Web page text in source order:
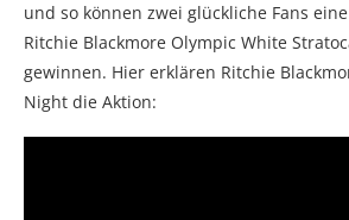
und so können zwei glückliche Fans
Ritchie Blackmore Olympic White
gewinnen. Hier erklären Ritchie
Night die Aktion: